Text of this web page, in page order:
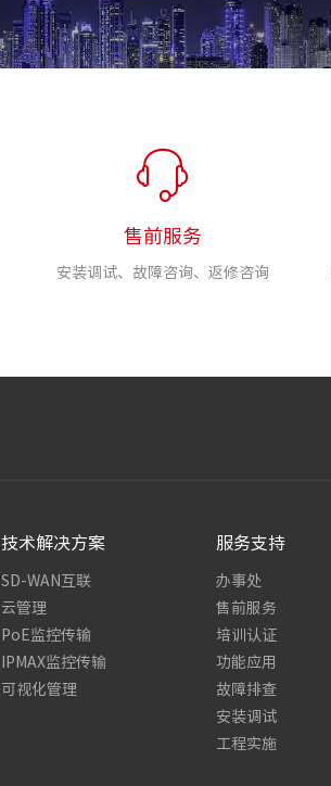
售前服务
安装调试、故障咨询、返修咨询
技术解决方案
SD-WAN互联
云管理
PoE监控传输
IPMAX监控传输
可视化管理
服务支持
办事处
售前服务
培训认证
功能应用
故障排查
安装调试
工程实施